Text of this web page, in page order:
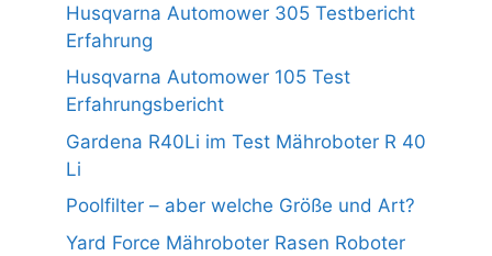
Husqvarna Automower 305 Testbericht
Erfahrung
Husqvarna Automower 105 Test
Erfahrungsbericht
Gardena R40Li im Test Mähroboter R 40
Li
Poolfilter – aber welche Größe und Art?
Yard Force Mähroboter Rasen Roboter